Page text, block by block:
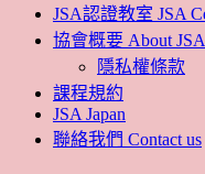
JSA認證教室 JSA
協會概要 About JSA
隱私權條款
課程規約
JSA Japan
聯絡我們 Contact us